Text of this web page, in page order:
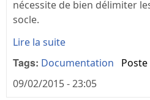
nécessite de bien délimiter
socle.
Lire la suite
Tags: Documentation
09/02/2015 - 23:05